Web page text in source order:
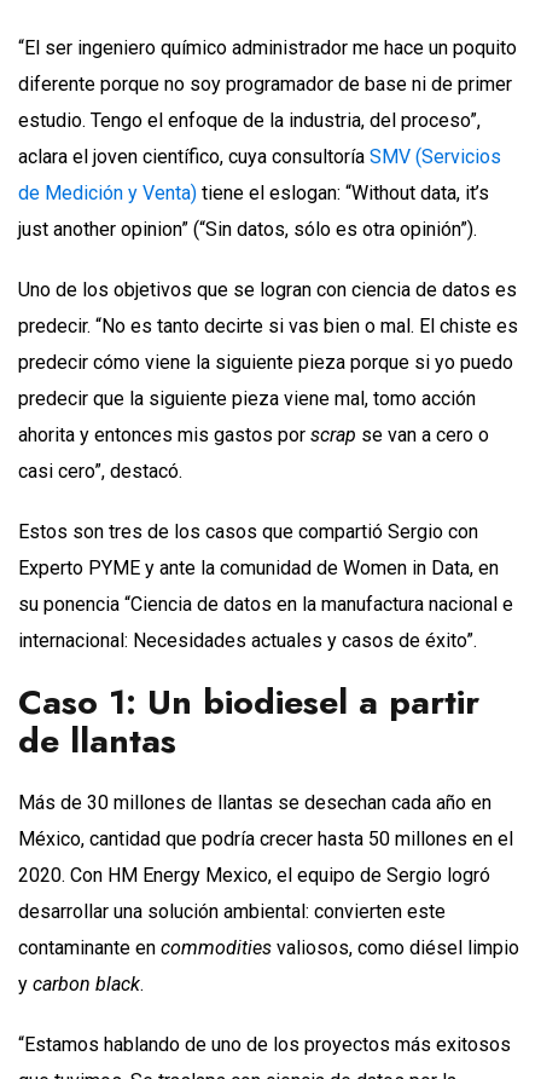
“El ser ingeniero químico administrador me hace un poquito
diferente porque no soy programador de base ni de primer
estudio. Tengo el enfoque de la industria, del proceso”,
aclara el joven científico, cuya consultoría SMV (Servicios
de Medición y Venta) tiene el eslogan: “Without data, it’s
just another opinion” (“Sin datos, sólo es otra opinión”).
Uno de los objetivos que se logran con ciencia de datos es
predecir. “No es tanto decirte si vas bien o mal. El chiste es
predecir cómo viene la siguiente pieza porque si yo puedo
predecir que la siguiente pieza viene mal, tomo acción
ahorita y entonces mis gastos por scrap se van a cero o
casi cero”, destacó.
Estos son tres de los casos que compartió Sergio con
Experto PYME y ante la comunidad de Women in Data, en
su ponencia “Ciencia de datos en la manufactura nacional e
internacional: Necesidades actuales y casos de éxito”.
Caso 1: Un biodiesel a partir
de llantas
Más de 30 millones de llantas se desechan cada año en
México, cantidad que podría crecer hasta 50 millones en el
2020. Con HM Energy Mexico, el equipo de Sergio logró
desarrollar una solución ambiental: convierten este
contaminante en commodities valiosos, como diésel limpio
y carbon black.
“Estamos hablando de uno de los proyectos más exitosos